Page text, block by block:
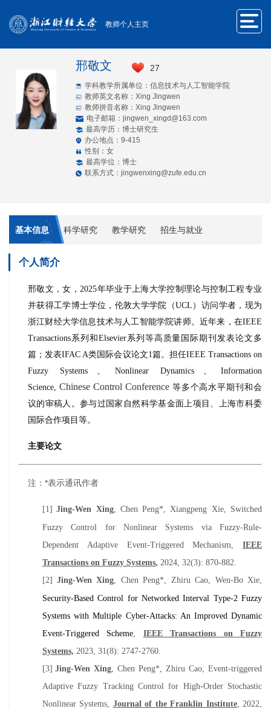
教师个人主页
邢敬文 27
学科教学所属单位：信息技术与人工智能学院
教师英文名称：Xing Jingwen
教师拼音名称：Xing Jingwen
电子邮箱： jingwen_xingd@163.com
最高学历：博士研究生
办公地点：9-415
性别：女
最高学位：博士
联系方式：jingwenxing@zufe.edu.cn
基本信息 科学研究 教学研究 招生与就业
个人简介
邢敬文，女，2025年毕业于上海大学控制理论与控制工程专业
并获得工学博士学位，伦敦大学学院（UCL）访问学者，现为
浙江财经大学信息技术与人工智能学院讲师。近年来，在IEEE
Transactions系列和Elsevier系列等高质量国际期刊发表论文多
篇；发表IFAC A类国际会议论文1篇。担任IEEE Transactions on
Fuzzy Systems、Nonlinear Dynamics、Information
Science, Chinese Control Conference 等多个高水平期刊和会
议的审稿人。参与过国家自然科学基金面上项目、上海市科委
国际合作项目等。
主要论文
注：*表示通讯作者
[1] Jing-Wen Xing, Chen Peng*, Xiangpeng Xie, Switched
Fuzzy Control for Nonlinear Systems via Fuzzy-Rule-
Dependent Adaptive Event-Triggered Mechanism, IEEE
Transactions on Fuzzy Systems, 2024, 32(3): 870-882.
[2] Jing-Wen Xing, Chen Peng*, Zhiru Cao, Wen-Bo Xie,
Security-Based Control for Networked Interval Type-2 Fuzzy
Systems with Multiple Cyber-Attacks: An Improved Dynamic
Event-Triggered Scheme, IEEE Transactions on Fuzzy
Systems, 2023, 31(8): 2747-2760.
[3] Jing-Wen Xing, Chen Peng*, Zhiru Cao, Event-triggered
Adaptive Fuzzy Tracking Control for High-Order Stochastic
Nonlinear Systems, Journal of the Franklin Institute, 2022,